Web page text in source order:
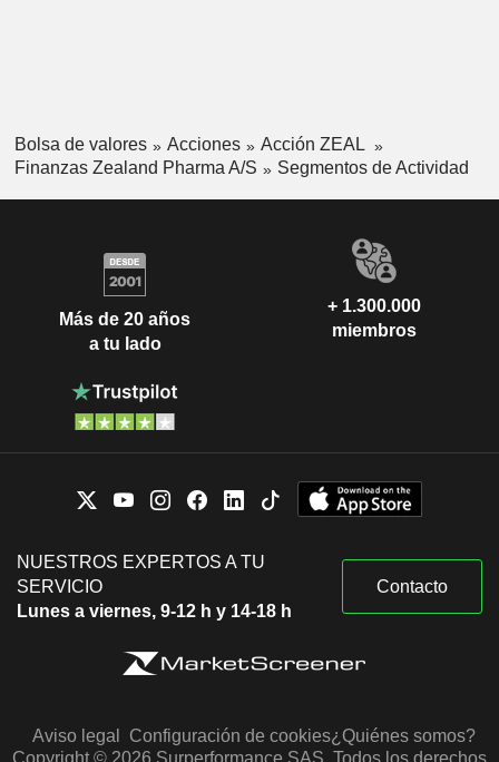
Bolsa de valores Acciones
Acción ZEAL
Finanzas Zealand Pharma A/S
Segmentos de Actividad
Más de 20 años
a tu lado
+ 1.300.000
miembros
NUESTROS EXPERTOS A TU
SERVICIO
Lunes a viernes, 9-12 h y 14-18 h
Contacto
Aviso legal Configuración de cookies¿Quiénes somos?
Copyright © 2026 Surperformance SAS. Todos los derechos